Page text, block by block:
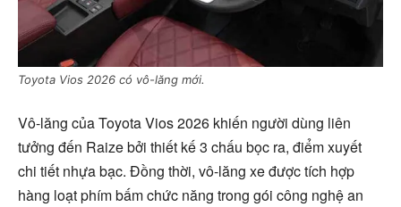
Toyota Vios 2026 có vô-lăng mới.
Vô-lăng của Toyota Vios 2026 khiến người dùng liên
tưởng đến Raize bởi thiết kế 3 chấu bọc ra, điểm xuyết
chi tiết nhựa bạc. Đồng thời, vô-lăng xe được tích hợp
hàng loạt phím bấm chức năng trong gói công nghệ an